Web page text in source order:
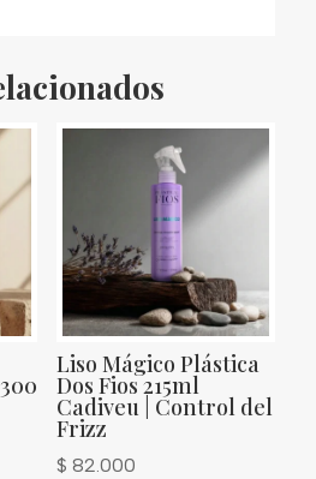
Liso Mágico Plástica
Dos Fios 215ml
Cadiveu | Control del
Frizz
$ 82.000